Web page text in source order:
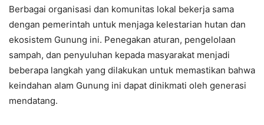
Berbagai organisasi dan komunitas lokal bekerja sama
dengan pemerintah untuk menjaga kelestarian hutan dan
ekosistem Gunung ini. Penegakan aturan, pengelolaan
sampah, dan penyuluhan kepada masyarakat menjadi
beberapa langkah yang dilakukan untuk memastikan bahwa
keindahan alam Gunung ini dapat dinikmati oleh generasi
mendatang.